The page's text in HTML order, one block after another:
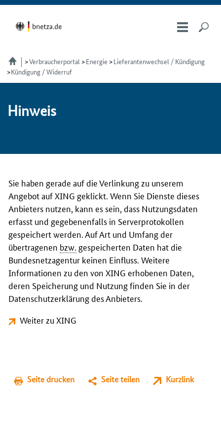
Verbraucherportal Energie
Lieferantenwechsel / Kündigung
Kündigung / Widerruf
Hin­weis
Sie haben gerade auf die Verlinkung zu unserem
Angebot auf XING geklickt. Wenn Sie Dienste dieses
Anbieters nutzen, kann es sein, dass Nutzungsdaten
erfasst und gegebenenfalls in Serverprotokollen
gespeichert werden. Auf Art und Umfang der
übertragenen bzw. gespeicherten Daten hat die
Bundesnetzagentur keinen Einfluss. Weitere
Informationen zu den von XING erhobenen Daten,
deren Speicherung und Nutzung finden Sie in der
Datenschutzerklärung des Anbieters.
Weiter zu XING
Seite drucken Seite teilen Kurzlink